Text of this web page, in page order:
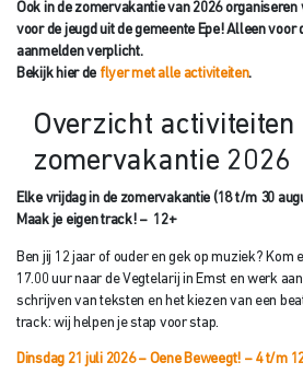
Ook in de zomervakantie van 2026
voor de jeugd uit de gemeente Epe! Alleen
aanmelden verplicht.
Bekijk hier de flyer met alle activiteiten.
Overzicht activiteiten
zomervakantie 2026
Elke vrijdag in de zomervakantie (18 t/m 30
Maak je eigen track! – 12+
Ben jij 12 jaar of ouder en gek op muziek? Kom
17.00 uur naar de Vegtelarij in Emst en werk
schrijven van teksten en het kiezen van een
track: wij helpen je stap voor stap.
Dinsdag 21 juli 2026 – Oene Beweegt! – 4 t/m